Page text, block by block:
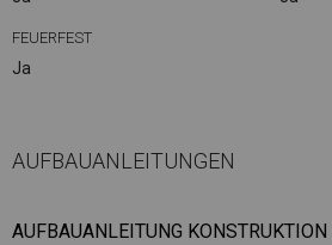
FEUERFEST
Ja
AUFBAUANLEITUNGEN
AUFBAUANLEITUNG KONSTRUKTION